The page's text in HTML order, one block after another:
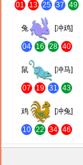
01 13 25 37 49
兔 [冲鸡]
04 16 28 40
鼠 [冲马]
07 19 31 43
鸡 [冲兔]
10 22 34 46